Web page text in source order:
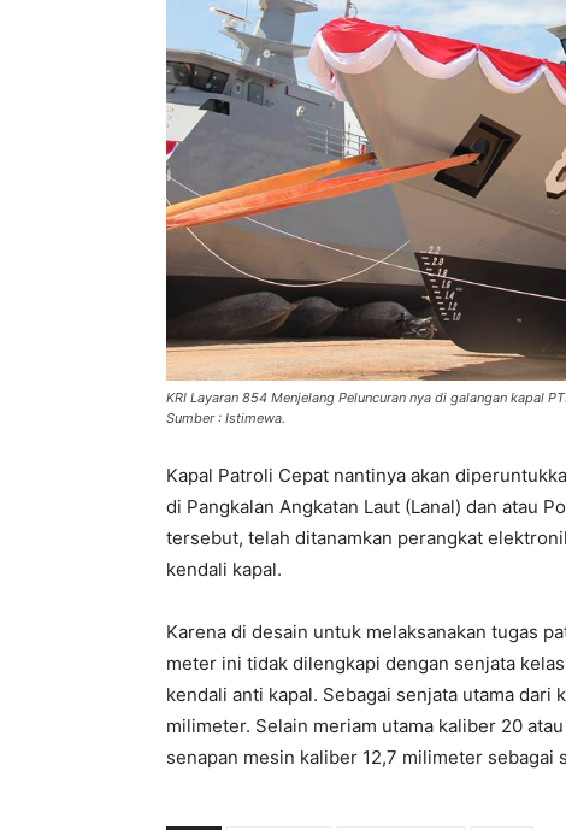
KRI Layaran 854 Menjelang Peluncuran nya di galangan kapal
Sumber : Istimewa.
Kapal Patroli Cepat nantinya akan
di Pangkalan Angkatan Laut (Lanal) dan atau
tersebut, telah ditanamkan perangkat
kendali kapal.
Karena di desain untuk melaksanakan tugas
meter ini tidak dilengkapi dengan senjata
kendali anti kapal. Sebagai senjata utama dari
milimeter. Selain meriam utama kaliber 20
senapan mesin kaliber 12,7 milimeter sebagai